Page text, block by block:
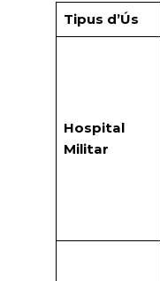
Tipus d’Ús
Hospital
Militar